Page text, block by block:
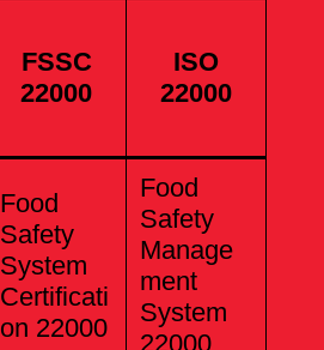
FSSC
22000
ISO
22000
Food
Safety
System
Certificati
on 22000
Food
Safety
Manage
ment
System
22000